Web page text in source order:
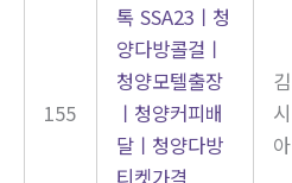
155
톡 SSA23ㅣ청
양다방콜걸ㅣ
청양모텔출장
ㅣ청양커피배
달ㅣ청양다방
티켓가격
김
시
아